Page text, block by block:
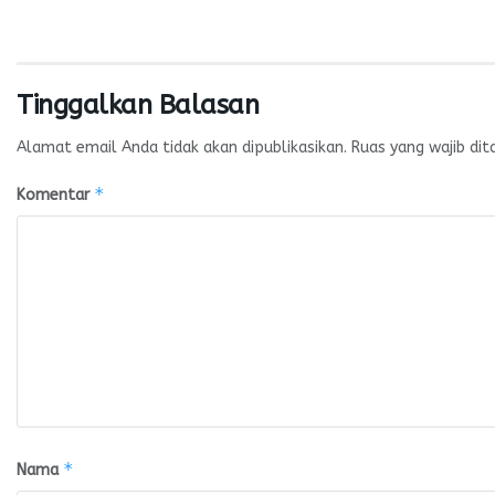
Tinggalkan Balasan
Alamat email Anda tidak akan dipublikasikan. Ruas yang wajib
Komentar *
Nama *